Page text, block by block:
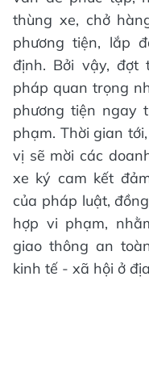
thùng xe, chở
phương tiện, lắp
định. Bởi vậy,
pháp quan trọng
phương tiện ngay
phạm. Thời gian
vị sẽ mời các
xe ký cam kết
của pháp luật,
hợp vi phạm,
giao thông an
kinh tế - xã hội ở